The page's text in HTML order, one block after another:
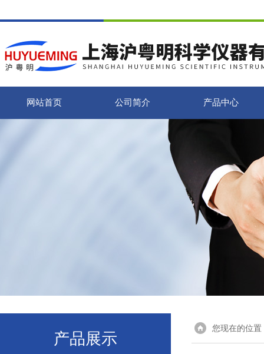
网站首页 公司简介 产品中心
产品展示
您现在的位置